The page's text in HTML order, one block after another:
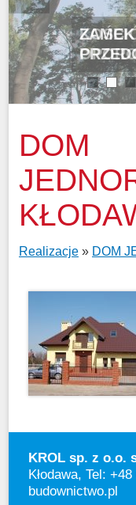
1 2 3
DOM
Realizacje» DOM
KROL sp. z o.o.
Kłodawa, Tel:
budownictwo.pl